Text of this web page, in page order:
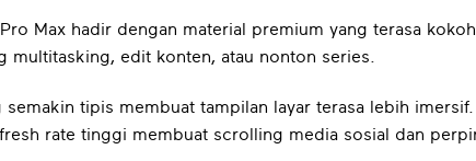
Max hadir dengan material premium yang terasa
multitasking, edit konten, atau nonton series.
semakin tipis membuat tampilan layar terasa lebih
rate tinggi membuat scrolling media sosial dan